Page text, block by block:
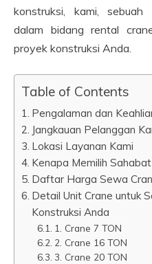
konstruksi, kami, sebuah
dalam bidang rental
proyek konstruksi Anda.
Table of Contents
Pengalaman dan
Jangkauan Pelanggan
Lokasi Layanan Kami
Kenapa Memilih
Daftar Harga Sewa
Detail Unit Crane untuk
Konstruksi Anda
1. Crane 7 TON
2. Crane 16 TON
3. Crane 20 TON